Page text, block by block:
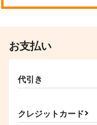
お支払い
代引き
クレジットカード